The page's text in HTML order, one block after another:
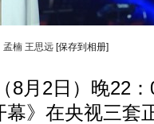
孟楠 王思远 [保存到相册]
2日）晚22：
》在央视三套